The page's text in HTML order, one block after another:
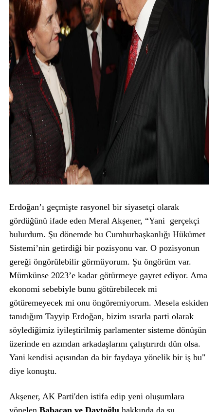
Erdoğan’ı geçmişte rasyonel bir siyasetçi olarak
gördüğünü ifade eden Meral Akşener, “Yani gerçekçi
bulurdum. Şu dönemde bu Cumhurbaşkanlığı Hükümet
Sistemi’nin getirdiği bir pozisyonu var. O pozisyonun
gereği öngörülebilir görmüyorum. Şu öngörüm var.
Mümkünse 2023’e kadar götürmeye gayret ediyor. Ama
ekonomi sebebiyle bunu götürebilecek mi
götüremeyecek mi onu öngöremiyorum. Mesela eskiden
tanıdığım Tayyip Erdoğan, bizim ısrarla parti olarak
söylediğimiz iyileştirilmiş parlamenter sisteme dönüşün
üzerinde en azından arkadaşlarını çalıştırırdı dün olsa.
Yani kendisi açısından da bir faydaya yönelik bir iş bu"
diye konuştu.
Akşener, AK Parti'den istifa edip yeni oluşumlara